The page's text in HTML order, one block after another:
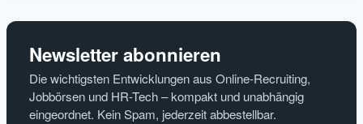
Newsletter abonnieren
Die wichtigsten Entwicklungen aus Online-Recruiting,
Jobbörsen und HR-Tech – kompakt und unabhängig
eingeordnet. Kein Spam, jederzeit abbestellbar.